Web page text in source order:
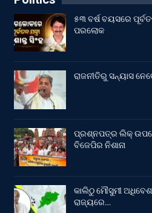
୫୩ ବର୍ଷ ବୟସରେ
ପରଲୋକ
ରାଜନୀତିରୁ ସନ୍ୟାସ
ପ୍ରଶ୍ନପତ୍ର ଲିକ୍
ବିଜେପିର ନିଶାନା
କାଲିଠୁ ମୌସୁମୀ
ରାଜ୍ୟରେ…